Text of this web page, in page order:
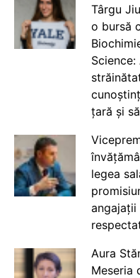
Târgu
o bursă
țară și
legea
angajații
Aura
Meseria